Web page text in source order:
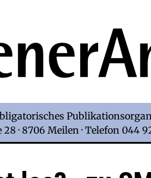
· 8706 Meilen · Telefon 044